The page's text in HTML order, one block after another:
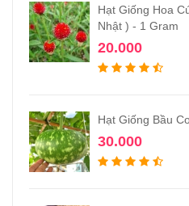
Hạt Giống Hoa
Nhật ) - 1 Gram
20.000
Hạt Giống Bầu
30.000